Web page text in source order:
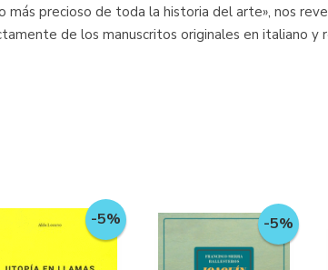
precioso de toda la historia del arte», nos
de los manuscritos originales en italiano y
-5% -5%